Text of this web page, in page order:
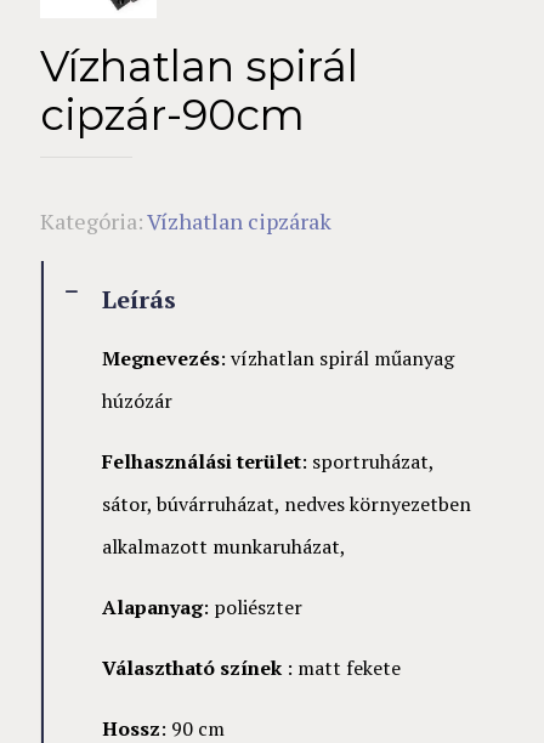
Vízhatlan spirál
cipzár-90cm
Kategória:Vízhatlan cipzárak
Leírás
Megnevezés: vízhatlan spirál műanyag
húzózár
Felhasználási terület: sportruházat,
sátor, búvárruházat, nedves környezetben
alkalmazott munkaruházat,
Alapanyag: poliészter
Választható színek : matt fekete
Hossz: 90 cm